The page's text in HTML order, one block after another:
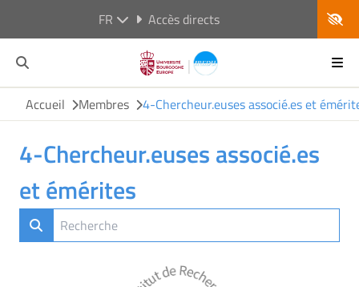
FR Accès directs
Accueil Membres 4-Chercheur.euses associé.es et
4-Chercheur.euses associé.es
et émérites